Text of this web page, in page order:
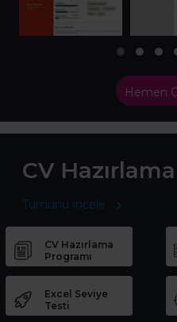
Hemen
CV Hazırlama
Tümünü İncele
CV Hazırlama
Programı
Excel Seviye
Testi